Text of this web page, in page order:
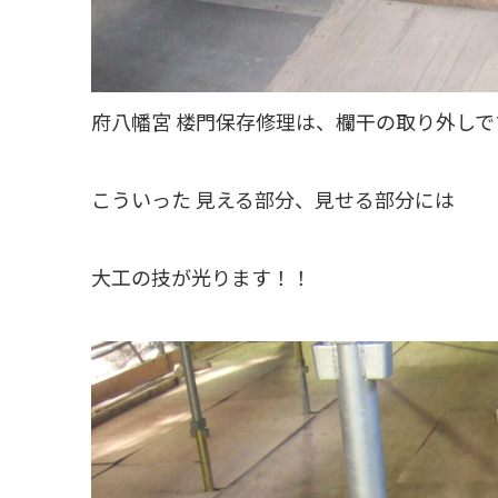
府八幡宮 楼門保存修理は、欄干の取り外し
こういった 見える部分、見せる部分には
大工の技が光ります！！